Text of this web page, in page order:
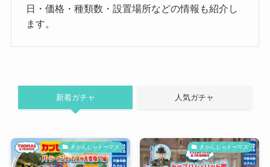
日・価格・種類数・設置場所などの情報も紹介し
ます。
新着ガチャ 人気ガチャ
きかんしゃトーマス きかんしゃトーマス